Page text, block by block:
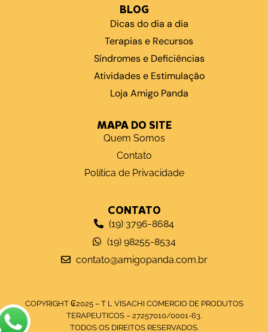
BLOG
Dicas do dia a dia
Terapias e Recursos
Síndromes e Deficiências
Atividades e Estimulação
Loja Amigo Panda
MAPA DO SITE
Quem Somos
Contato
Política de Privacidade
CONTATO
(19) 3796-8684
(19) 98255-8534
contato@amigopanda.com.br
COPYRIGHT ₢2025 – T L VISACHI COMERCIO DE PRODUTOS
TERAPEUTICOS – 27257010/0001-63.
TODOS OS DIREITOS RESERVADOS.